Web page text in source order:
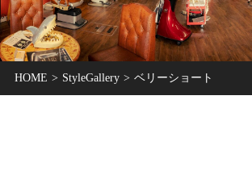
TOP ホーム
HOME StyleGallery ベリーショート